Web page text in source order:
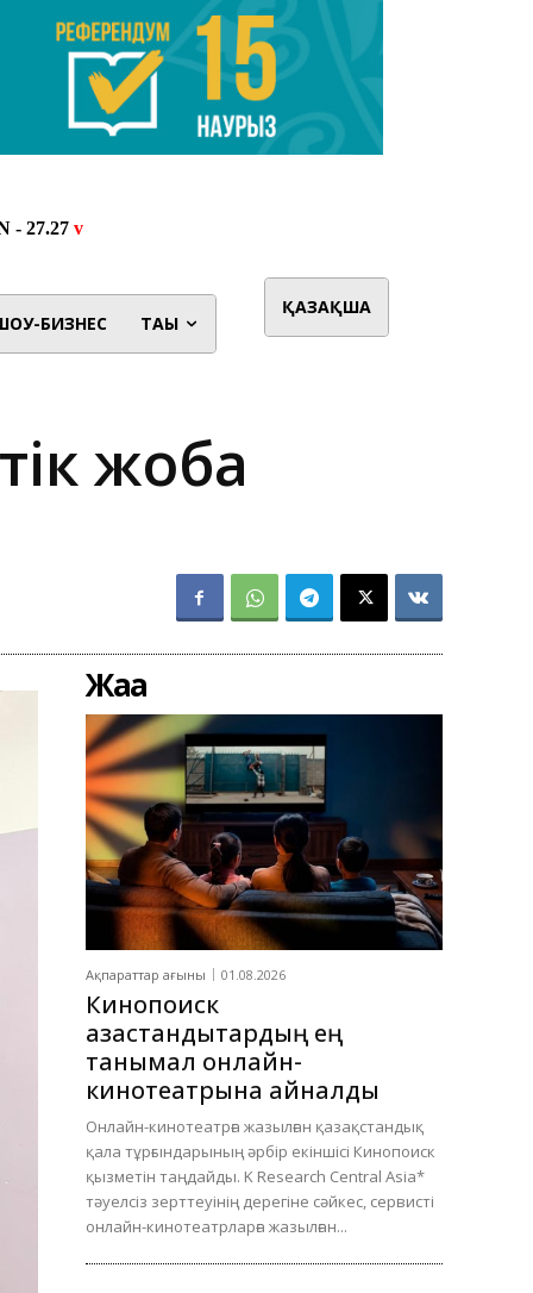
БИЗНЕС ТАҒЫ
ҚАЗАҚША
жоба
Жаңа
Ақпараттар ағыны 01.08.2026
Кинопоиск
қазақстандықтардың ең
танымал онлайн-
кинотеатрына айналды
Онлайн-кинотеатрға жазылған қазақстандық
қала тұрғындарының әрбір екіншісі Кинопоиск
қызметін таңдайды. K Research Central Asia*
тәуелсіз зерттеуінің дерегіне сәйкес, сервисті
онлайн-кинотеатрларға жазылған...